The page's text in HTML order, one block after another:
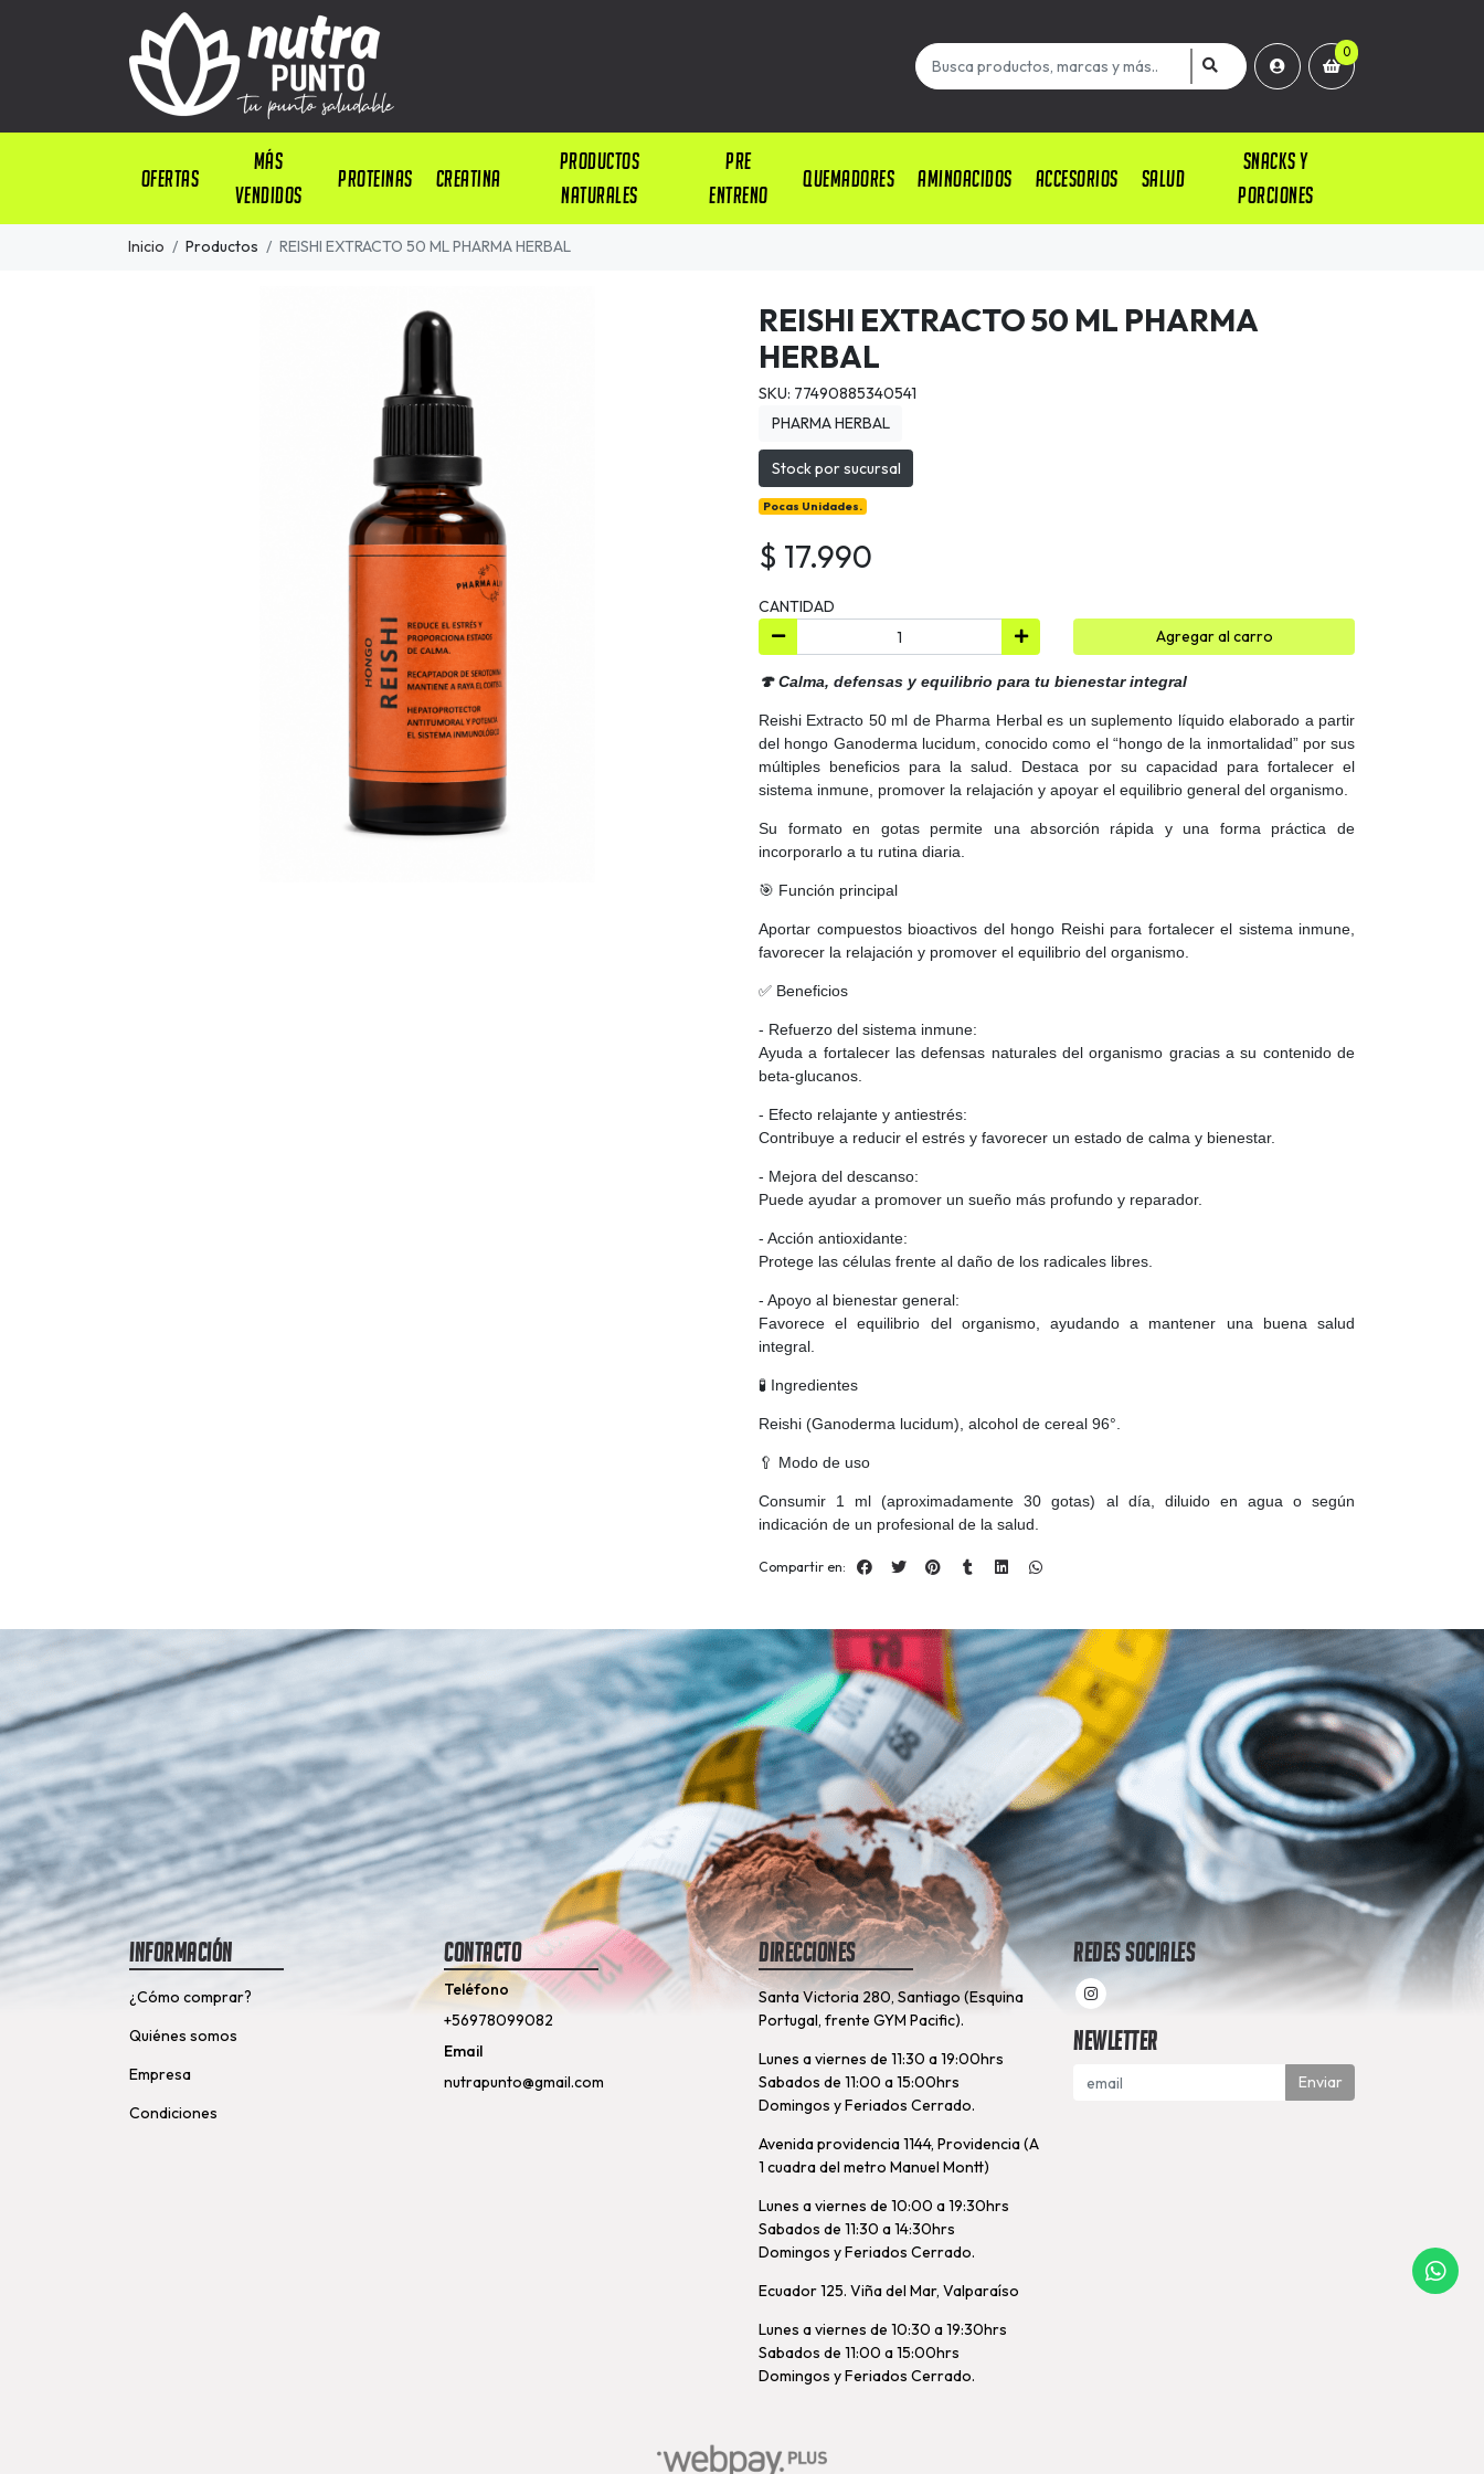
0
OFERTAS
Más
Vendidos
PROTEINAS CREATINA
PRODUCTOS
NATURALES
PRE
ENTRENO
QUEMADORES AMINOACIDOS ACCESORIOS SALUD
SNACKS Y
PORCIONES
Inicio Productos REISHI EXTRACTO 50 ML PHARMA HERBAL
REISHI EXTRACTO 50 ML PHARMA
HERBAL
SKU: 77490885340541
PHARMA HERBAL
Stock por sucursal
Pocas Unidades.
$ 17.990
CANTIDAD
Agregar al carro
🍄 Calma, defensas y equilibrio para tu bienestar integral
Reishi Extracto 50 ml de Pharma Herbal es un suplemento líquido elaborado a partir
del hongo Ganoderma lucidum, conocido como el “hongo de la inmortalidad” por sus
múltiples beneficios para la salud. Destaca por su capacidad para fortalecer el
sistema inmune, promover la relajación y apoyar el equilibrio general del organismo.
Su formato en gotas permite una absorción rápida y una forma práctica de
incorporarlo a tu rutina diaria.
🎯 Función principal
Aportar compuestos bioactivos del hongo Reishi para fortalecer el sistema inmune,
favorecer la relajación y promover el equilibrio del organismo.
✅ Beneficios
- Refuerzo del sistema inmune:
Ayuda a fortalecer las defensas naturales del organismo gracias a su contenido de
beta-glucanos.
- Efecto relajante y antiestrés:
Contribuye a reducir el estrés y favorecer un estado de calma y bienestar.
- Mejora del descanso:
Puede ayudar a promover un sueño más profundo y reparador.
- Acción antioxidante:
Protege las células frente al daño de los radicales libres.
- Apoyo al bienestar general:
Favorece el equilibrio del organismo, ayudando a mantener una buena salud
integral.
🧪 Ingredientes
Reishi (Ganoderma lucidum), alcohol de cereal 96°.
🥄 Modo de uso
Consumir 1 ml (aproximadamente 30 gotas) al día, diluido en agua o según
indicación de un profesional de la salud.
Compartir en:
Información
¿Cómo comprar?
Quiénes somos
Empresa
Condiciones
Contacto
Teléfono
+56978099082
Email
nutrapunto@gmail.com
Direcciones
Santa Victoria 280, Santiago (Esquina
Portugal, frente GYM Pacific).
Lunes a viernes de 11:30 a 19:00hrs
Sabados de 11:00 a 15:00hrs
Domingos y Feriados Cerrado.
Avenida providencia 1144, Providencia (A
1 cuadra del metro Manuel Montt)
Lunes a viernes de 10:00 a 19:30hrs
Sabados de 11:30 a 14:30hrs
Domingos y Feriados Cerrado.
Ecuador 125. Viña del Mar, Valparaíso
Lunes a viernes de 10:30 a 19:30hrs
Sabados de 11:00 a 15:00hrs
Domingos y Feriados Cerrado.
Redes Sociales
Newletter
Enviar